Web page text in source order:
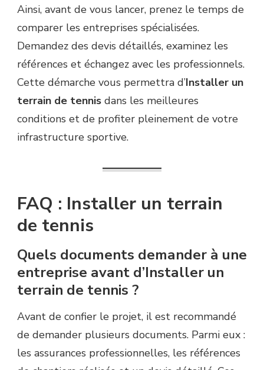
Ainsi, avant de vous lancer, prenez le temps de
comparer les entreprises spécialisées.
Demandez des devis détaillés, examinez les
références et échangez avec les professionnels.
Cette démarche vous permettra d’Installer un
terrain de tennis dans les meilleures
conditions et de profiter pleinement de votre
infrastructure sportive.
FAQ : Installer un terrain
de tennis
Quels documents demander à une
entreprise avant d’Installer un
terrain de tennis ?
Avant de confier le projet, il est recommandé
de demander plusieurs documents. Parmi eux :
les assurances professionnelles, les références